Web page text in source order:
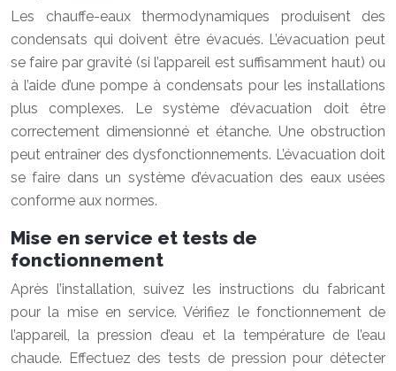
Les chauffe-eaux thermodynamiques produisent des
condensats qui doivent être évacués. L’évacuation peut
se faire par gravité (si l’appareil est suffisamment haut) ou
à l’aide d’une pompe à condensats pour les installations
plus complexes. Le système d’évacuation doit être
correctement dimensionné et étanche. Une obstruction
peut entraîner des dysfonctionnements. L’évacuation doit
se faire dans un système d’évacuation des eaux usées
conforme aux normes.
Mise en service et tests de
fonctionnement
Après l’installation, suivez les instructions du fabricant
pour la mise en service. Vérifiez le fonctionnement de
l’appareil, la pression d’eau et la température de l’eau
chaude. Effectuez des tests de pression pour détecter